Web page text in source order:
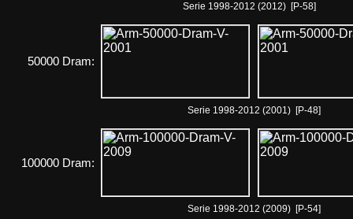
Serie 1998-2012 (2012) [P-58]
50000 Dram:
Serie 1998-2012 (2001) [P-48]
100000 Dram:
Serie 1998-2012 (2009) [P-54]